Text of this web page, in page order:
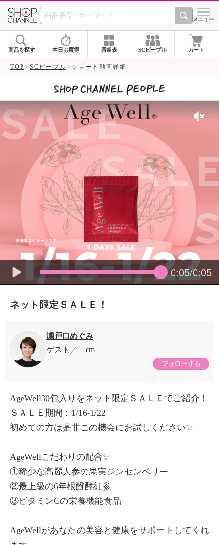
SHOP CHANNEL シメニュー
商品を探す 本日お買得 番組表 SCピープル カート
TOP SCピープル ショート動画詳細
0:05/0:05
× 商品紹介
ネット限定ＳＡＬＥ！
瀬戸口めぐみ
ゲスト
－cm
フォローする
AgeWell30包入りをネット限定ＳＡＬＥでご紹介！
ＳＡＬＥ期間：1/16-1/22
初めての方は是非この機会にお試しください✨
AgeWellこだわりの配合✨
①稀少な高麗人参の果実ジンセンベリー
②最上級の6年根醗酵紅参
③ビタミンCの栄養機能食品
AgeWellがあなたの美容と健康をサポートしてくれ